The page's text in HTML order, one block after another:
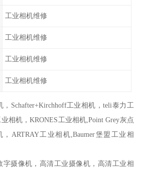
工业相机维修
工业相机维修
工业相机维修
工业相机维修
，Schafter+Kirchhoff工业相机，teli泰力工
相机，KRONES工业相机,Point Grey灰点
ARTRAY工业相机,Baumer堡盟工业相
摄像机，高清工业摄像机，高清工业相